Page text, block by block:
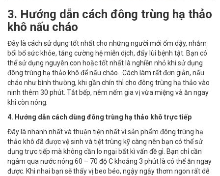
3. Hướng dẫn cách đông trùng hạ thảo
khô nấu cháo
Đây là cách sử dụng tốt nhất cho những người mới ốm dậy, nhằm
bổi bổ sức khỏe, tăng cường hệ miễn dịch, đẩy lùi bệnh tật. Bạn có
thể sử dụng nguyên con hoặc tốt nhất là nghiền nhỏ khi sử dụng
đông trùng hạ thảo khô để nấu cháo. Cách làm rất đơn giản, nấu
cháo như bình thường, khi gần chín thì cho đông trùng hạ thảo vào
ninh thêm 30 phút. Tắt bếp, nêm nếm gia vị vừa miệng và ăn ngay
khi còn nóng.
4. Hướng dẫn cách dùng đông trùng hạ thảo khô trực tiếp
Đây là nhanh nhất và thuận tiện nhất vì sản phẩm đông trùng hạ
thảo khô đã được vệ sinh và tiệt trùng kỹ càng nên bạn có thể sử
dụng trực tiếp mà không cần lo ngại bất kì vấn đề gì. Bạn chỉ cần
ngâm qua nước nóng 60 – 70 độ C khoảng 3 phút là có thể ăn ngay
được. Khi nhai bạn sẽ thấy vị beo béo, ngậy ngậy thơm ngon rất dễ